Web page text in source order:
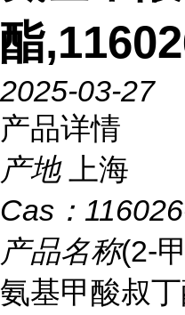
酯
2025-03-27
产品详情
产地
上海
Cas：
产品名称(2-
氨基甲酸叔